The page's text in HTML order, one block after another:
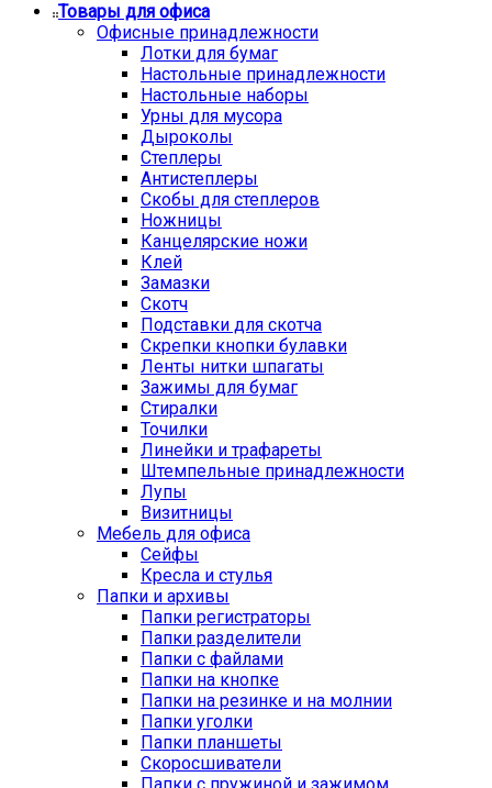
Товары для офиса
Офисные принадлежности
Лотки для бумаг
Настольные принадлежности
Настольные наборы
Урны для мусора
Дыроколы
Степлеры
Антистеплеры
Скобы для степлеров
Ножницы
Канцелярские ножи
Клей
Замазки
Скотч
Подставки для скотча
Скрепки кнопки булавки
Ленты нитки шпагаты
Зажимы для бумаг
Стиралки
Точилки
Линейки и трафареты
Штемпельные принадлежности
Лупы
Визитницы
Мебель для офиса
Сейфы
Кресла и стулья
Папки и архивы
Папки регистраторы
Папки разделители
Папки с файлами
Папки на кнопке
Папки на резинке и на молнии
Папки уголки
Папки планшеты
Скоросшиватели